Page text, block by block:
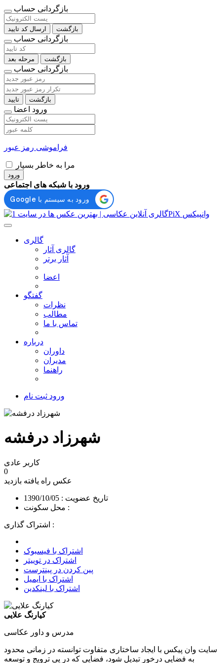
بازگردانی حساب
ارسال کد تایید بازگشت
بازگردانی حساب
مرحله بعد بازگشت
بازگردانی حساب
تایید بازگشت
ورود اعضا
فراموشی رمز عبور
مرا به خاطر بسپار
ورود
ورود با شبکه های اجتماعی
گالری
گالری آثار
آثار برتر
اعضا
گفتگو
نظرات
مطالب
تماس با ما
درباره
داوران
مدیران
راهنما
ورود ثبت نام
شهرزاد درفشه
کاربر عادی
0
عکس راه یافته بازدید
تاریخ عضویت : 1390/10/05
محل سکونت :
اشتراک گذاری :
اشتراک با فیسبوک
اشتراک در توییتر
پین کردن در پینترست
اشتراک با ایمیل
اشتراک با لینکدین
کیارنگ علایی
مدرس و داور عکاسی
سایت وان پیکس با ایجاد ساختاری متفاوت توانسته در زمانی محدود
به فضایی درخور تبدیل شود، فضایی که در پی ترویج و توسعه